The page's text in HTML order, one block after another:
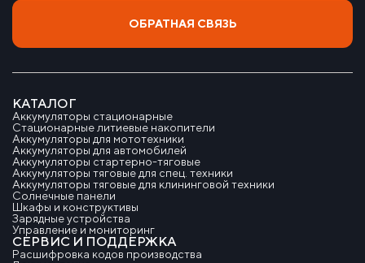
ОБРАТНАЯ СВЯЗЬ
КАТАЛОГ
Аккумуляторы стационарные
Стационарные литиевые накопители
Аккумуляторы для мототехники
Аккумуляторы для автомобилей
Аккумуляторы стартерно-тяговые
Аккумуляторы тяговые для спец. техники
Аккумуляторы тяговые для клининговой техники
Солнечные панели
Шкафы и конструктивы
Зарядные устройства
Управление и мониторинг
СЕРВИС И ПОДДЕРЖКА
Расшифровка кодов производства